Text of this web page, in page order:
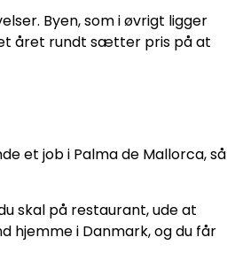
Byen, som i øvrigt ligger
året rundt sætter pris på at
et job i Palma de Mallorca, så
skal på restaurant, ude at
hjemme i Danmark, og du får